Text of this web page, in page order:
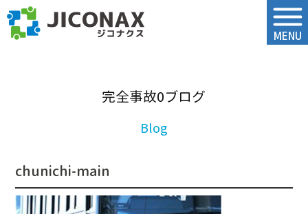
MENU
完全事故0ブログ
chunichi-main